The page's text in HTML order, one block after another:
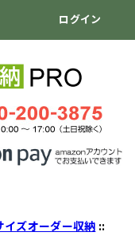
ズオーダー収納 ::